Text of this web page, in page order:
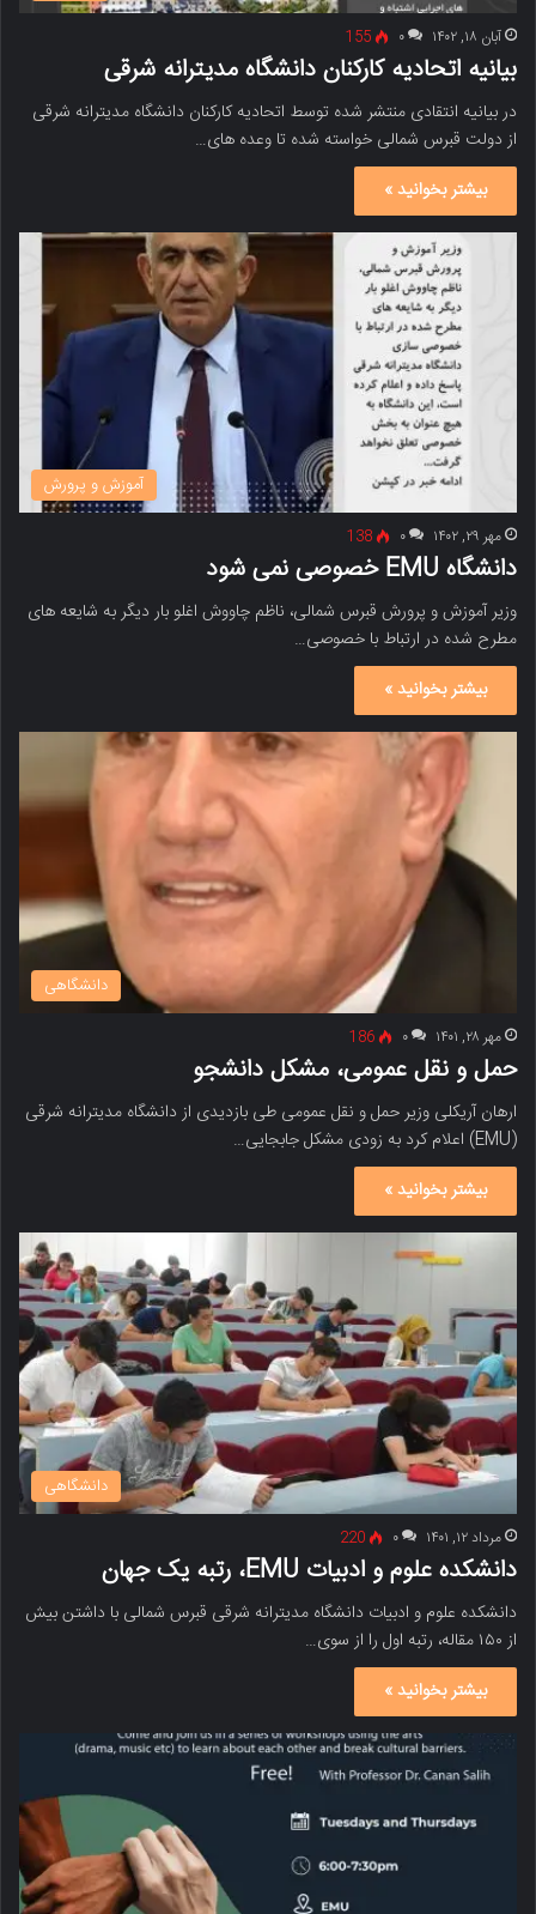
آبان ۱۸, ۱۴۰۲ ۰ 155
بیانیه اتحادیه کارکنان دانشگاه مدیترانه شرقی
در بیانیه انتقادی منتشر شده توسط اتحادیه کارکنان دانشگاه مدیترانه شرقی
از دولت قبرس شمالی خواسته شده تا وعده های…
بیشتر بخوانید »
آموزش و پرورش
مهر ۲۹, ۱۴۰۲ ۰ 138
دانشگاه EMU خصوصی نمی شود
وزیر آموزش و پرورش قبرس شمالی، ناظم چاووش اغلو بار دیگر به شایعه های
مطرح شده در ارتباط با خصوصی…
بیشتر بخوانید »
دانشگاهی
مهر ۲۸, ۱۴۰۱ ۰ 186
حمل و نقل عمومی، مشکل دانشجو
ارهان آریکلی وزیر حمل و نقل عمومی طی بازدیدی از دانشگاه مدیترانه شرقی
(EMU) اعلام کرد به زودی مشکل جابجایی…
بیشتر بخوانید »
دانشگاهی
مرداد ۱۲, ۱۴۰۱ ۰ 220
دانشکده علوم و ادبیات EMU، رتبه یک جهان
دانشکده علوم و ادبیات دانشگاه مدیترانه شرقی قبرس شمالی با داشتن بیش
از ۱۵۰ مقاله، رتبه اول را از سوی…
بیشتر بخوانید »